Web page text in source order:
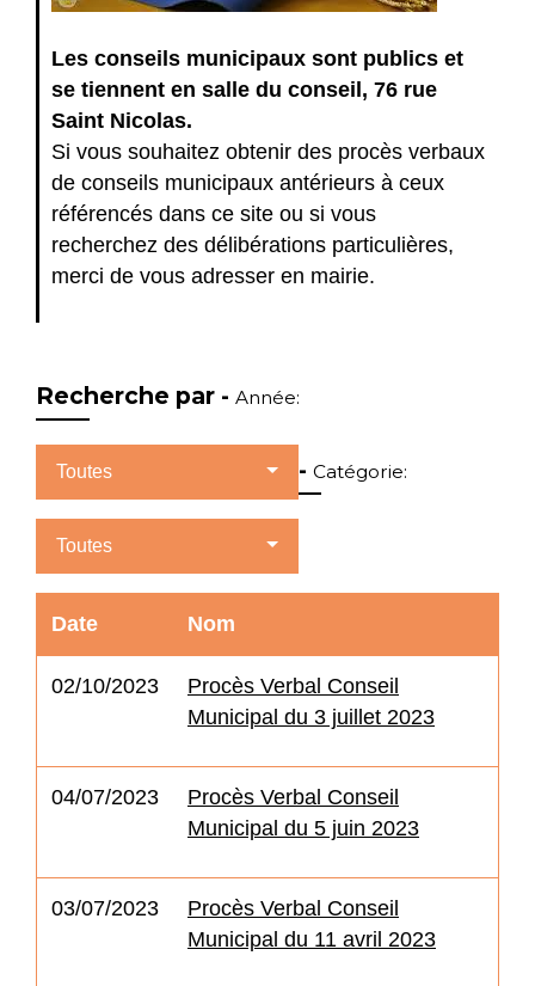
Les conseils municipaux sont publics et
se tiennent en salle du conseil, 76 rue
Saint Nicolas.
Si vous souhaitez obtenir des procès verbaux
de conseils municipaux antérieurs à ceux
référencés dans ce site ou si vous
recherchez des délibérations particulières,
merci de vous adresser en mairie.
Recherche par - Année:
Toutes - Catégorie:
Toutes
Date Nom
02/10/2023
Procès Verbal Conseil
Municipal du 3 juillet 2023
04/07/2023
Procès Verbal Conseil
Municipal du 5 juin 2023
03/07/2023
Procès Verbal Conseil
Municipal du 11 avril 2023